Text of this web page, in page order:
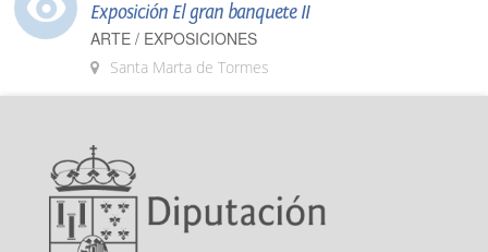
Exposición El gran banquete II
ARTE / EXPOSICIONES
Santa Marta de Tormes